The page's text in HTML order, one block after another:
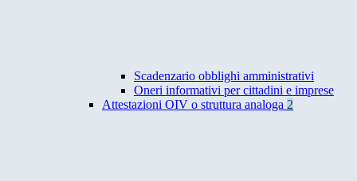
Scadenzario obblighi amministrativi
Oneri informativi per cittadini e imprese
Attestazioni OIV o struttura analoga 2